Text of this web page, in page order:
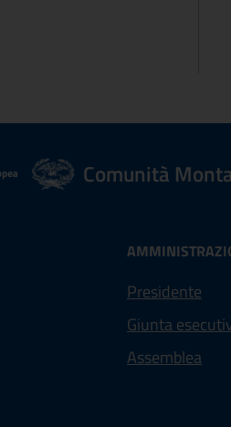
Comunità
Presidente
Giunta
Assemblea